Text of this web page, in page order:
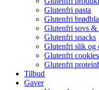
Glutenfri pasta
Glutenfri
Glutenfri sovs &
Glutenfri snacks
Glutenfri slik og
Glutenfri
Glutenfri
Tilbud
Gaver